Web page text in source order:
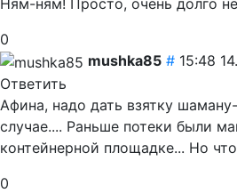
Ням-ням! Просто, очень долго
0
mushka85 # 15:48
Ответить
Афина, надо дать взятку
случае.... Раньше потеки были
контейнерной площадке... Но
0